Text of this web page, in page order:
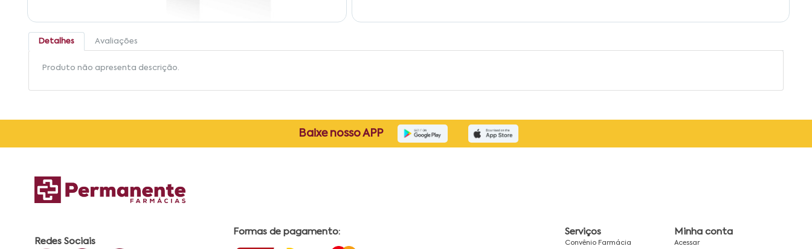
Detalhes Avaliações
Produto não apresenta descrição.
Baixe nosso APP
Redes Sociais
Formas de pagamento: Serviços
Convênio Farmácia
Minha conta
Acessar